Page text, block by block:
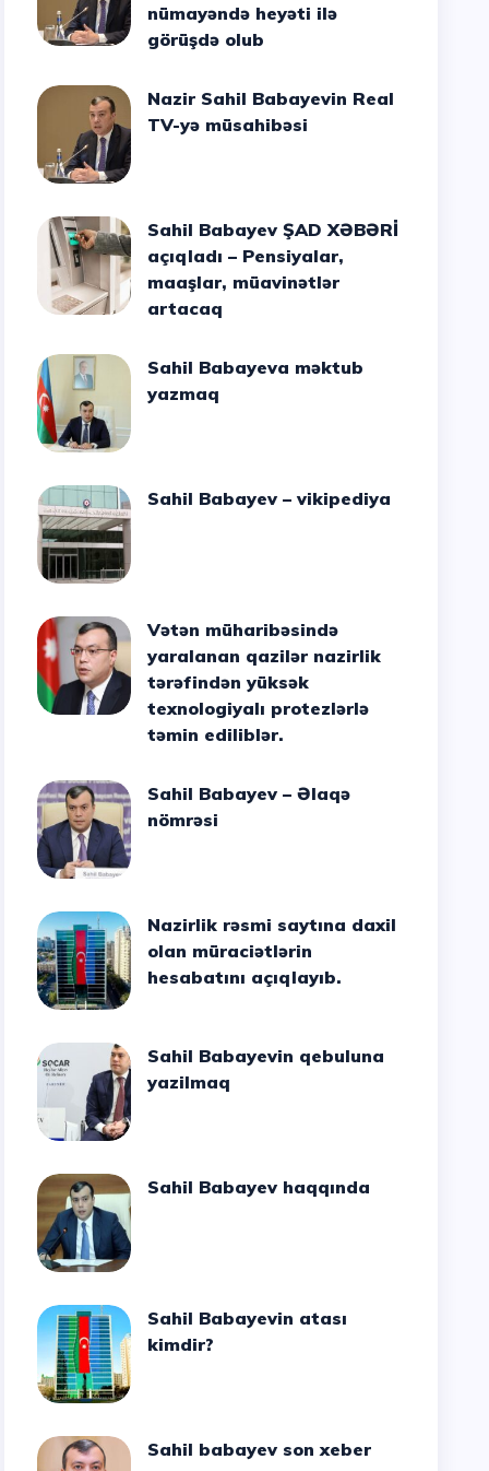
nümayəndə heyəti ilə
görüşdə olub
Nazir Sahil Babayevin Real
TV-yə müsahibəsi
Sahil Babayev ŞAD XƏBƏRİ
açıqladı – Pensiyalar,
maaşlar, müavinətlər
artacaq
Sahil Babayeva məktub
yazmaq
Sahil Babayev – vikipediya
Vətən müharibəsində
yaralanan qazilər nazirlik
tərəfindən yüksək
texnologiyalı protezlərlə
təmin ediliblər.
Sahil Babayev – Əlaqə
nömrəsi
Nazirlik rəsmi saytına daxil
olan müraciətlərin
hesabatını açıqlayıb.
Sahil Babayevin qebuluna
yazilmaq
Sahil Babayev haqqında
Sahil Babayevin atası
kimdir?
Sahil babayev son xeber